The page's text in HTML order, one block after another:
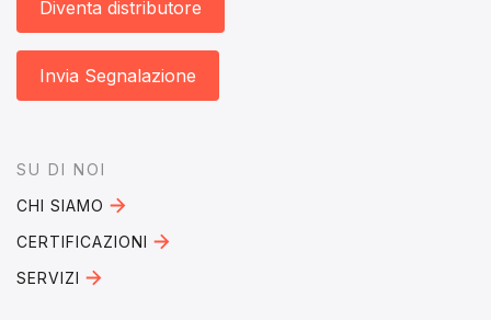
Diventa distributore
Invia Segnalazione
Footer
SU DI NOI
CHI SIAMO
CERTIFICAZIONI
SERVIZI